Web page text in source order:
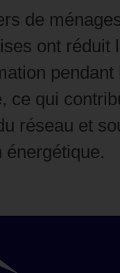
de
ont réduit
pendant
ce qui
réseau et
énergétique.